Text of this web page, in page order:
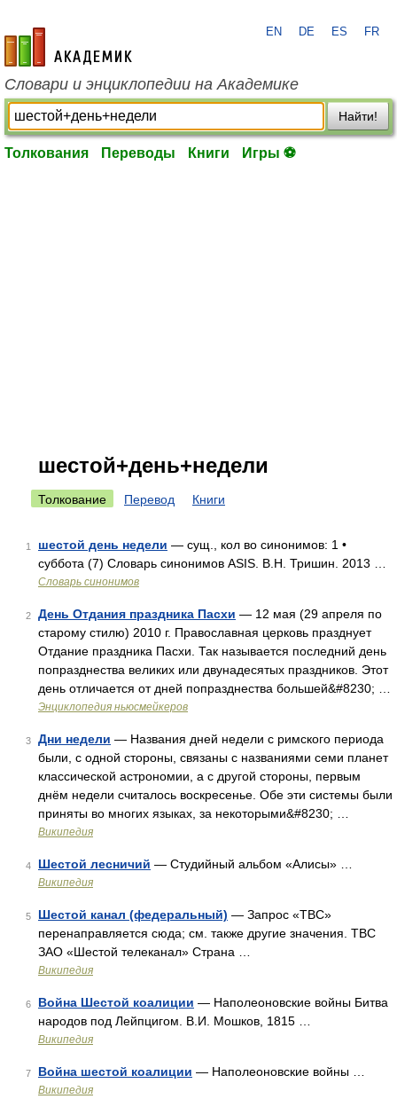
academic.ru
EN DE ES FR
Словари и энциклопедии на Академике
Найти!
Толкования Переводы Книги Игры ⚽
шестой+день+недели
Толкование Перевод Книги
1 шестой день недели — сущ., кол во синонимов: 1 •
суббота (7) Словарь синонимов ASIS. В.Н. Тришин. 2013 …
Словарь синонимов
2 День Отдания праздника Пасхи — 12 мая (29 апреля по
старому стилю) 2010 г. Православная церковь празднует
Отдание праздника Пасхи. Так называется последний день
попразднества великих или двунадесятых праздников. Этот
день отличается от дней попразднества большей&#8230; …
Энциклопедия ньюсмейкеров
3 Дни недели — Названия дней недели с римского периода
были, с одной стороны, связаны с названиями семи планет
классической астрономии, а с другой стороны, первым
днём недели считалось воскресенье. Обе эти системы были
приняты во многих языках, за некоторыми&#8230; …
Википедия
4 Шестой лесничий — Студийный альбом «Алисы» …
Википедия
5 Шестой канал (федеральный) — Запрос «ТВС»
перенаправляется сюда; см. также другие значения. ТВС
ЗАО «Шестой телеканал» Страна …
Википедия
6 Война Шестой коалиции — Наполеоновские войны Битва
народов под Лейпцигом. В.И. Мошков, 1815 …
Википедия
7 Война шестой коалиции — Наполеоновские войны …
Википедия